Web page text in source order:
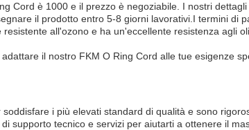
Cord è 1000 e il prezzo è negoziabile. I nostri
il prodotto entro 5-8 giorni lavorativi.I termini di
all'ozono e ha un'eccellente resistenza agli
il nostro FKM O Ring Cord alle tue esigenze
i più elevati standard di qualità e sono
supporto tecnico e servizi per aiutarti a ottenere il